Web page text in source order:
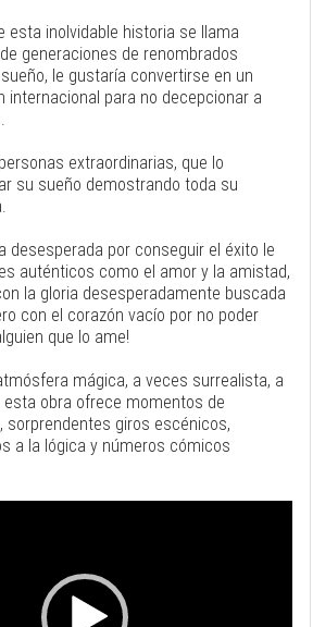
esta inolvidable historia se llama
generaciones de renombrados
le gustaría convertirse en un
internacional para no decepcionar a
extraordinarias, que lo
su sueño demostrando toda su
desesperada por conseguir el éxito le
auténticos como el amor y la amistad,
la gloria desesperadamente buscada
con el corazón vacío por no poder
que lo ame!
mágica, a veces surrealista, a
obra ofrece momentos de
sorprendentes giros escénicos,
a la lógica y números cómicos